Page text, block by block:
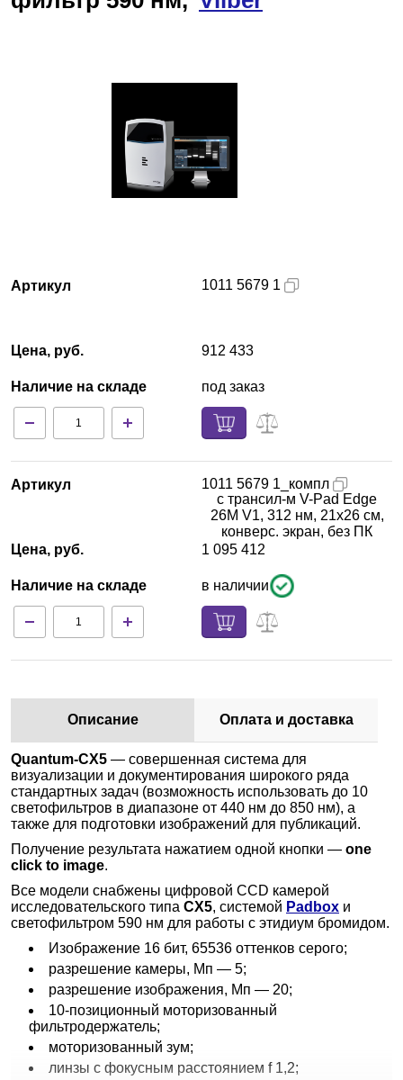
Технический сервис
Контакты
Артикул
Цена, руб.
Наличие на складе
1011 5679 1
912 433
под заказ
Артикул
Цена, руб.
Наличие на складе
1011 5679 1_компл
с трансил-м V-Pad Edge
26M V1, 312 нм, 21x26 см,
конверс. экран, без ПК
1 095 412
в наличии
Описание Оплата и доставка
Quantum-CX5 — совершенная система для
визуализации и документирования широкого ряда
стандартных задач (возможность использовать до 10
светофильтров в диапазоне от 440 нм до 850 нм), а
также для подготовки изображений для публикаций.
Получение результата нажатием одной кнопки — one
click to image.
Все модели снабжены цифровой CCD камерой
исследовательского типа CX5, системой Padbox и
светофильтром 590 нм для работы с этидиум бромидом.
Изображение 16 бит, 65536 оттенков серого;
разрешение камеры, Мп — 5;
разрешение изображения, Мп — 20;
10-позиционный моторизованный
фильтродержатель;
моторизованный зум;
линзы с фокусным расстоянием f 1,2;